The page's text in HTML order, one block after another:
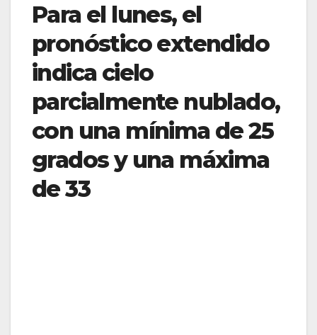
Para el lunes, el
pronóstico extendido
indica cielo
parcialmente nublado,
con una mínima de 25
grados y una máxima
de 33